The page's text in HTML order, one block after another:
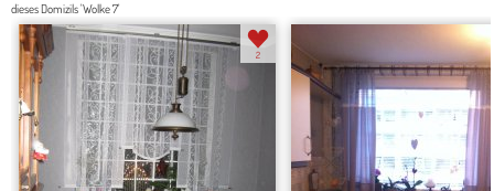
dieses Domizils 'Wolke 7'
2